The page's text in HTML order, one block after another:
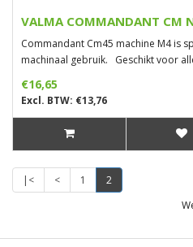
VALMA COMMANDANT CM
Commandant Cm45 machine M4 is
machinaal gebruik. Geschikt voor
€16,65
Excl. BTW: €13,76
|< < 1
2